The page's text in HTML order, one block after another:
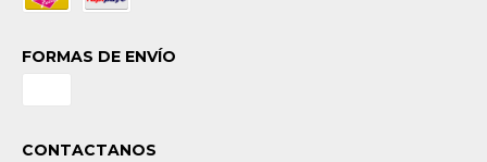
FORMAS DE ENVÍO
CONTACTANOS